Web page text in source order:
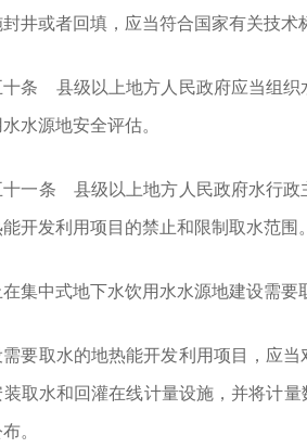
封井或者回填，应当符合国家有关技术
条 县级以上地方人民政府应当组织
水源地安全评估。
一条 县级以上地方人民政府水行政
开发利用项目的禁止和限制取水范围
集中式地下水饮用水水源地建设需
需要取水的地热能开发利用项目，应
装取水和回灌在线计量设施，并将计
。